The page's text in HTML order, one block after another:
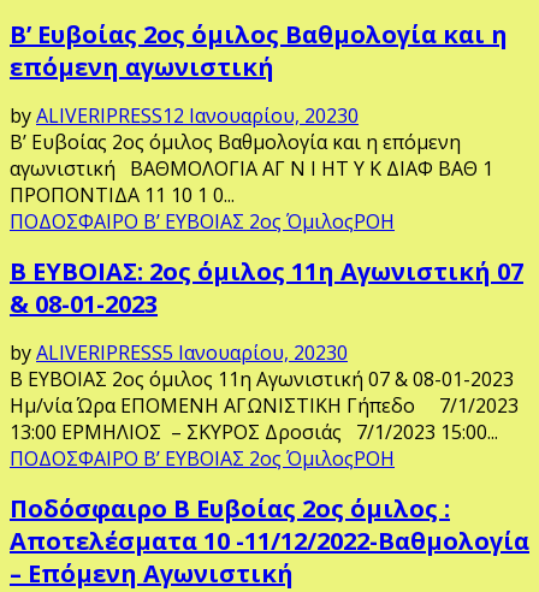
Β’ Ευβοίας 2ος όμιλος Βαθμολογία και η
επόμενη αγωνιστική
byALIVERIPRESS12 Ιανουαρίου, 20230
Β’ Ευβοίας 2ος όμιλος Βαθμολογία και η επόμενη
αγωνιστική ΒΑΘΜΟΛΟΓΙΑ ΑΓ Ν Ι ΗΤ Υ Κ ΔΙΑΦ ΒΑΘ 1
ΠΡΟΠΟΝΤΙΔΑ 11 10 1 0...
ΠΟΔΟΣΦΑΙΡΟ Β’ ΕΥΒΟΙΑΣ 2ος ΌμιλοςΡΟΗ
Β ΕΥΒΟΙΑΣ: 2ος όμιλος 11η Αγωνιστική 07
& 08-01-2023
byALIVERIPRESS5 Ιανουαρίου, 20230
Β ΕΥΒΟΙΑΣ 2ος όμιλος 11η Αγωνιστική 07 & 08-01-2023
Ημ/νία Ώρα ΕΠΟΜΕΝΗ ΑΓΩΝΙΣΤΙΚΗ Γήπεδο 7/1/2023
13:00 ΕΡΜΗΛΙΟΣ – ΣΚΥΡΟΣ Δροσιάς 7/1/2023 15:00...
ΠΟΔΟΣΦΑΙΡΟ Β’ ΕΥΒΟΙΑΣ 2ος ΌμιλοςΡΟΗ
Ποδόσφαιρο Β Ευβοίας 2ος όμιλος :
Αποτελέσματα 10 -11/12/2022-Βαθμολογία
– Επόμενη Αγωνιστική